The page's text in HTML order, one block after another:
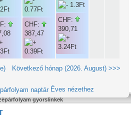
CHF:
387,47
CHF:
390,71
Következő hónap (2026. August) >>>
Éves nézethez
gyorslinkek